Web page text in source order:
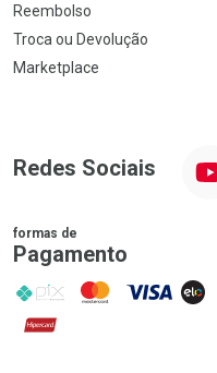
Reembolso
Troca ou Devolução
Marketplace
Redes Sociais
formas de
Pagamento
PIX MasterCard
VISA ELO
Hipercard